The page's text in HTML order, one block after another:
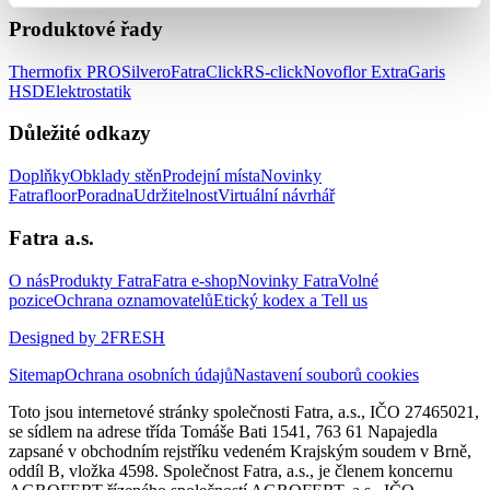
Produktové řady
Thermofix PROSilveroFatraClickRS-clickNovoflor ExtraGaris
HSDElektrostatik
Důležité odkazy
DoplňkyObklady stěnProdejní místaNovinky
FatrafloorPoradnaUdržitelnostVirtuální návrhář
Fatra a.s.
O násProdukty FatraFatra e-shopNovinky FatraVolné
poziceOchrana oznamovatelůEtický kodex a Tell us
Designed by 2FRESH
SitemapOchrana osobních údajůNastavení souborů cookies
Toto jsou internetové stránky společnosti Fatra, a.s., IČO 27465021,
se sídlem na adrese třída Tomáše Bati 1541, 763 61 Napajedla
zapsané v obchodním rejstříku vedeném Krajským soudem v Brně,
oddíl B, vložka 4598. Společnost Fatra, a.s., je členem koncernu